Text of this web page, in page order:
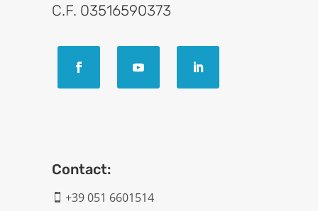
C.F. 03516590373
Contact:
 +39 051 6601514